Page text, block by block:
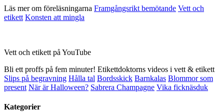
Läs mer om föreläsningarna Framgångsrikt bemötande Vett och
etikett Konsten att mingla
Vett och etikett på YouTube
Bli ett proffs på fem minuter! Etikettdoktorns videos i vett & etikett
Slips på begravning Hålla tal Bordsskick Barnkalas Blommor som
present När är Halloween? Sabrera Champagne Vika ficknäsduk
Kategorier